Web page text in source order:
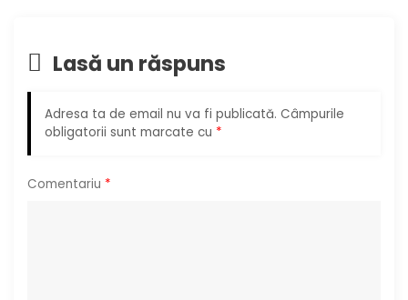
î
a
r
Lasă un răspuns
Adresa ta de email nu va fi publicată. Câmpurile
obligatorii sunt marcate cu *
Comentariu *